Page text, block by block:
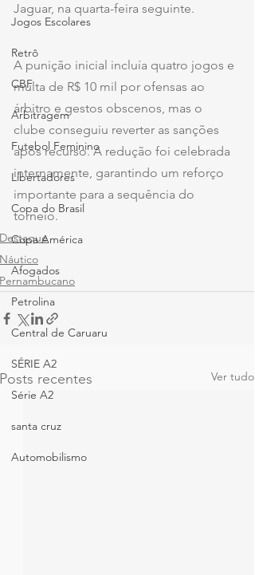
Jogos Escolares
Retrô
CBF
Arbitragem
Futebol Feminino
Libertadores
Copa do Brasil
Copa América
Afogados
Petrolina
Central de Caruaru
SÉRIE A2
Série A2
santa cruz
Automobilismo
Jaguar, na quarta-feira seguinte.
A punição inicial incluía quatro jogos e
multa de R$ 10 mil por ofensas ao
árbitro e gestos obscenos, mas o
clube conseguiu reverter as sanções
após recurso. A redução foi celebrada
internamente, garantindo um reforço
importante para a sequência do
torneio.
Destaque
Náutico
Pernambucano
Posts recentes Ver tudo